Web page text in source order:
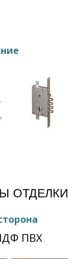
ОТДЕЛКИ
ПВХ